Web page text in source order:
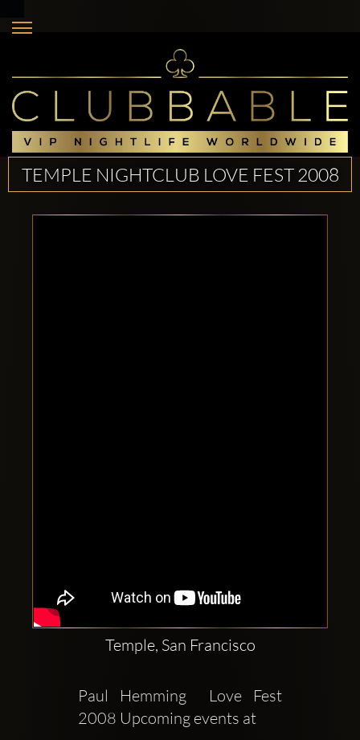
TEMPLE NIGHTCLUB LOVE FEST 2008
Temple, San Francisco
Paul Hemming  Love Fest
2008 Upcoming events at